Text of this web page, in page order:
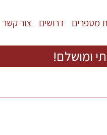
מספרים דרושים צור קשר
ומושלם!